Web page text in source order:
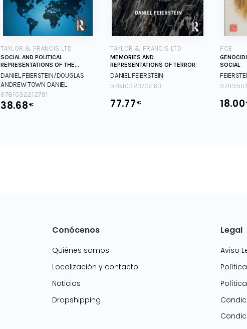
TAYLOR & FRANCIS LTD
SOCIAL AND POLITICAL
REPRESENTATIONS OF THE
COVID-19 CRISIS
DANIEL FEIERSTEIN/DOUGLAS
ANDREW TOWN DANIEL
FEIERSTEIN/DOUGLAS ANDREW
TOWN
9781032212791
38.68€
TAYLOR & FRANCIS LTD
MEMORIES AND
REPRESENTATIONS OF TERROR
DANIEL FEIERSTEIN
9781032373263
77.77€
FCE
SOCIAL
18.00
Conócenos
Quiénes somos
Localización y contacto
Noticias
Dropshipping
Legal
Aviso